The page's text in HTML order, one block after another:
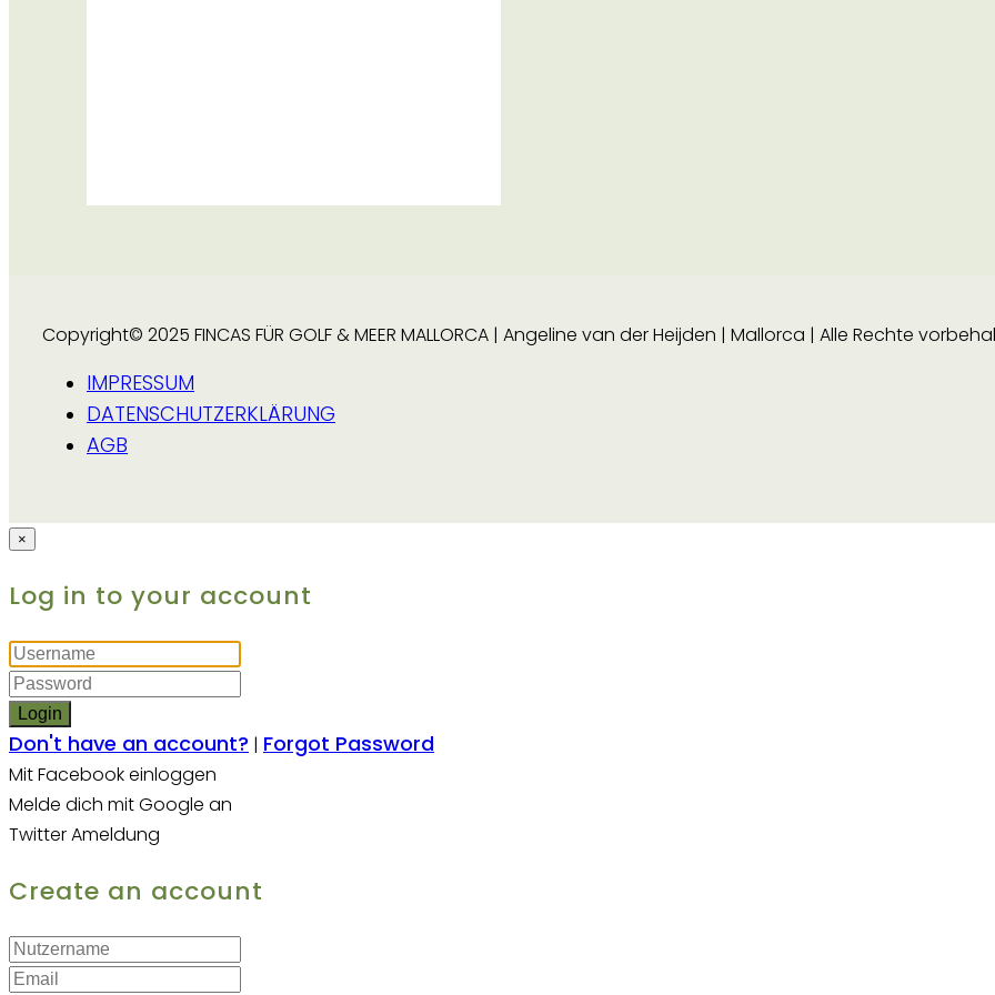
Copyright© 2025 FINCAS FÜR GOLF & MEER MALLORCA | Angeline van der Heijden | Mallorca | Alle Rechte
IMPRESSUM
DATENSCHUTZERKLÄRUNG
AGB
×
Log in to your account
Login
Don't have an account? | Forgot Password
Mit Facebook einloggen
Melde dich mit Google an
Twitter Ameldung
Create an account